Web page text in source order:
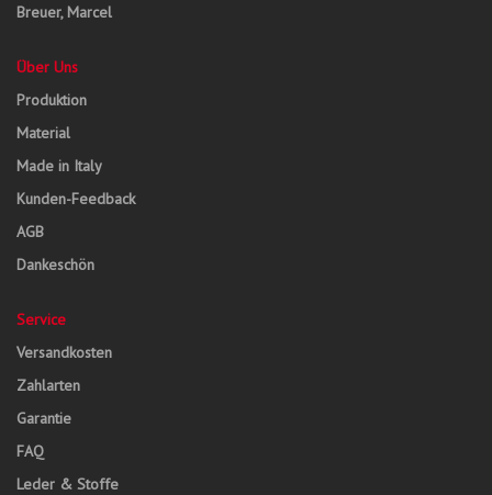
Breuer, Marcel
Über Uns
Produktion
Material
Made in Italy
Kunden-Feedback
AGB
Dankeschön
Service
Versandkosten
Zahlarten
Garantie
FAQ
Leder & Stoffe